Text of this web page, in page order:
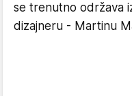
se trenutno održava
dizajneru - Martinu